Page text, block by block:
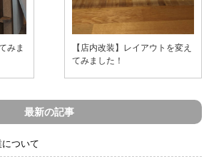
みま
【店内改装】レイアウトを変え
てみました！
最新の記事
ついて